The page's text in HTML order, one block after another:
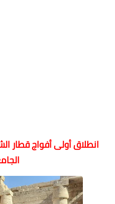
انطلاق أولى أفواج قطار